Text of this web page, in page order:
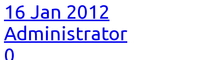
16 Jan 2012
Administrator
0